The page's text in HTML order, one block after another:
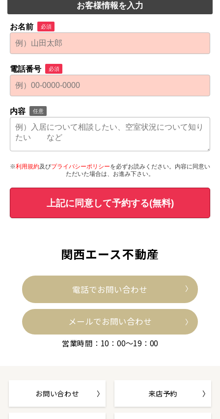
お客様情報を入力
お名前 必須
電話番号 必須
内容 任意
※利用規約及びプライバシーポリシーを必ずお読みください。内容に同意い
ただいた場合は、お進み下さい。
上記に同意して予約する(無料)
関西エース不動産
電話でお問い合わせ
メールでお問い合わせ
営業時間：10：00～19：00
お問い合わせ 来店予約